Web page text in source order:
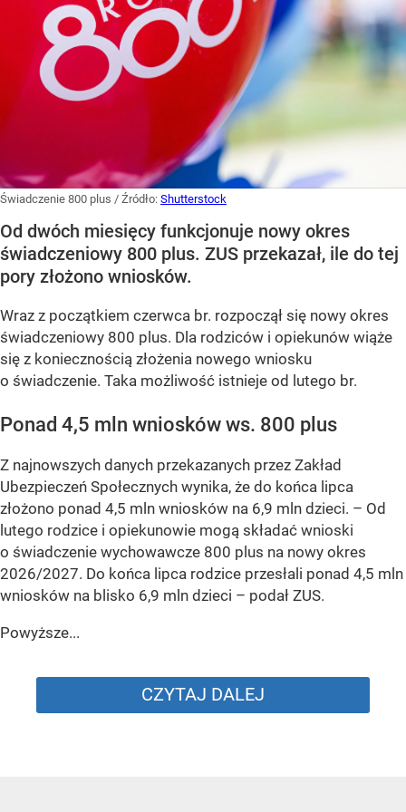
Świadczenie 800 plus / Źródło: Shutterstock
Od dwóch miesięcy funkcjonuje nowy okres
świadczeniowy 800 plus. ZUS przekazał, ile do tej
pory złożono wniosków.
Wraz z początkiem czerwca br. rozpoczął się nowy okres
świadczeniowy 800 plus. Dla rodziców i opiekunów wiąże
się z koniecznością złożenia nowego wniosku
o świadczenie. Taka możliwość istnieje od lutego br.
Ponad 4,5 mln wniosków ws. 800 plus
Z najnowszych danych przekazanych przez Zakład
Ubezpieczeń Społecznych wynika, że do końca lipca
złożono ponad 4,5 mln wniosków na 6,9 mln dzieci. – Od
lutego rodzice i opiekunowie mogą składać wnioski
o świadczenie wychowawcze 800 plus na nowy okres
2026/2027. Do końca lipca rodzice przesłali ponad 4,5 mln
wniosków na blisko 6,9 mln dzieci – podał ZUS.
Powyższe...
CZYTAJ DALEJ